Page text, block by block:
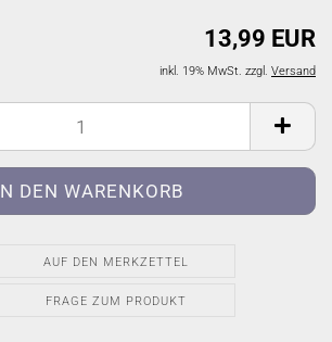
13,99 EUR
inkl. 19% MwSt. zzgl. Versand
AUF DEN MERKZETTEL
FRAGE ZUM PRODUKT